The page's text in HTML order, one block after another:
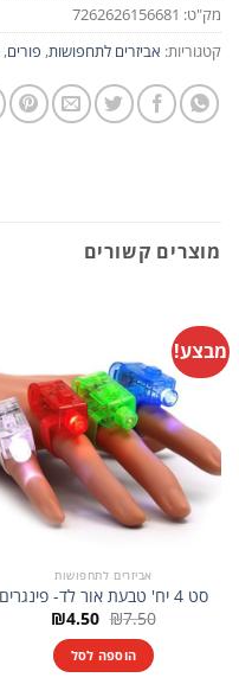
מק"ט: 7262626156681
קטגוריות: אביזרים לתחפושות, פורים,
מוצרים קשורים
מבצע!
אביזרים לתחפושות
סט 4 יח' טבעת אור לד- פינגרים
₪7.50 המחיר
המקורי
היה:
₪7.50.
₪4.50 המחיר
הנוכחי
הוספה לסל